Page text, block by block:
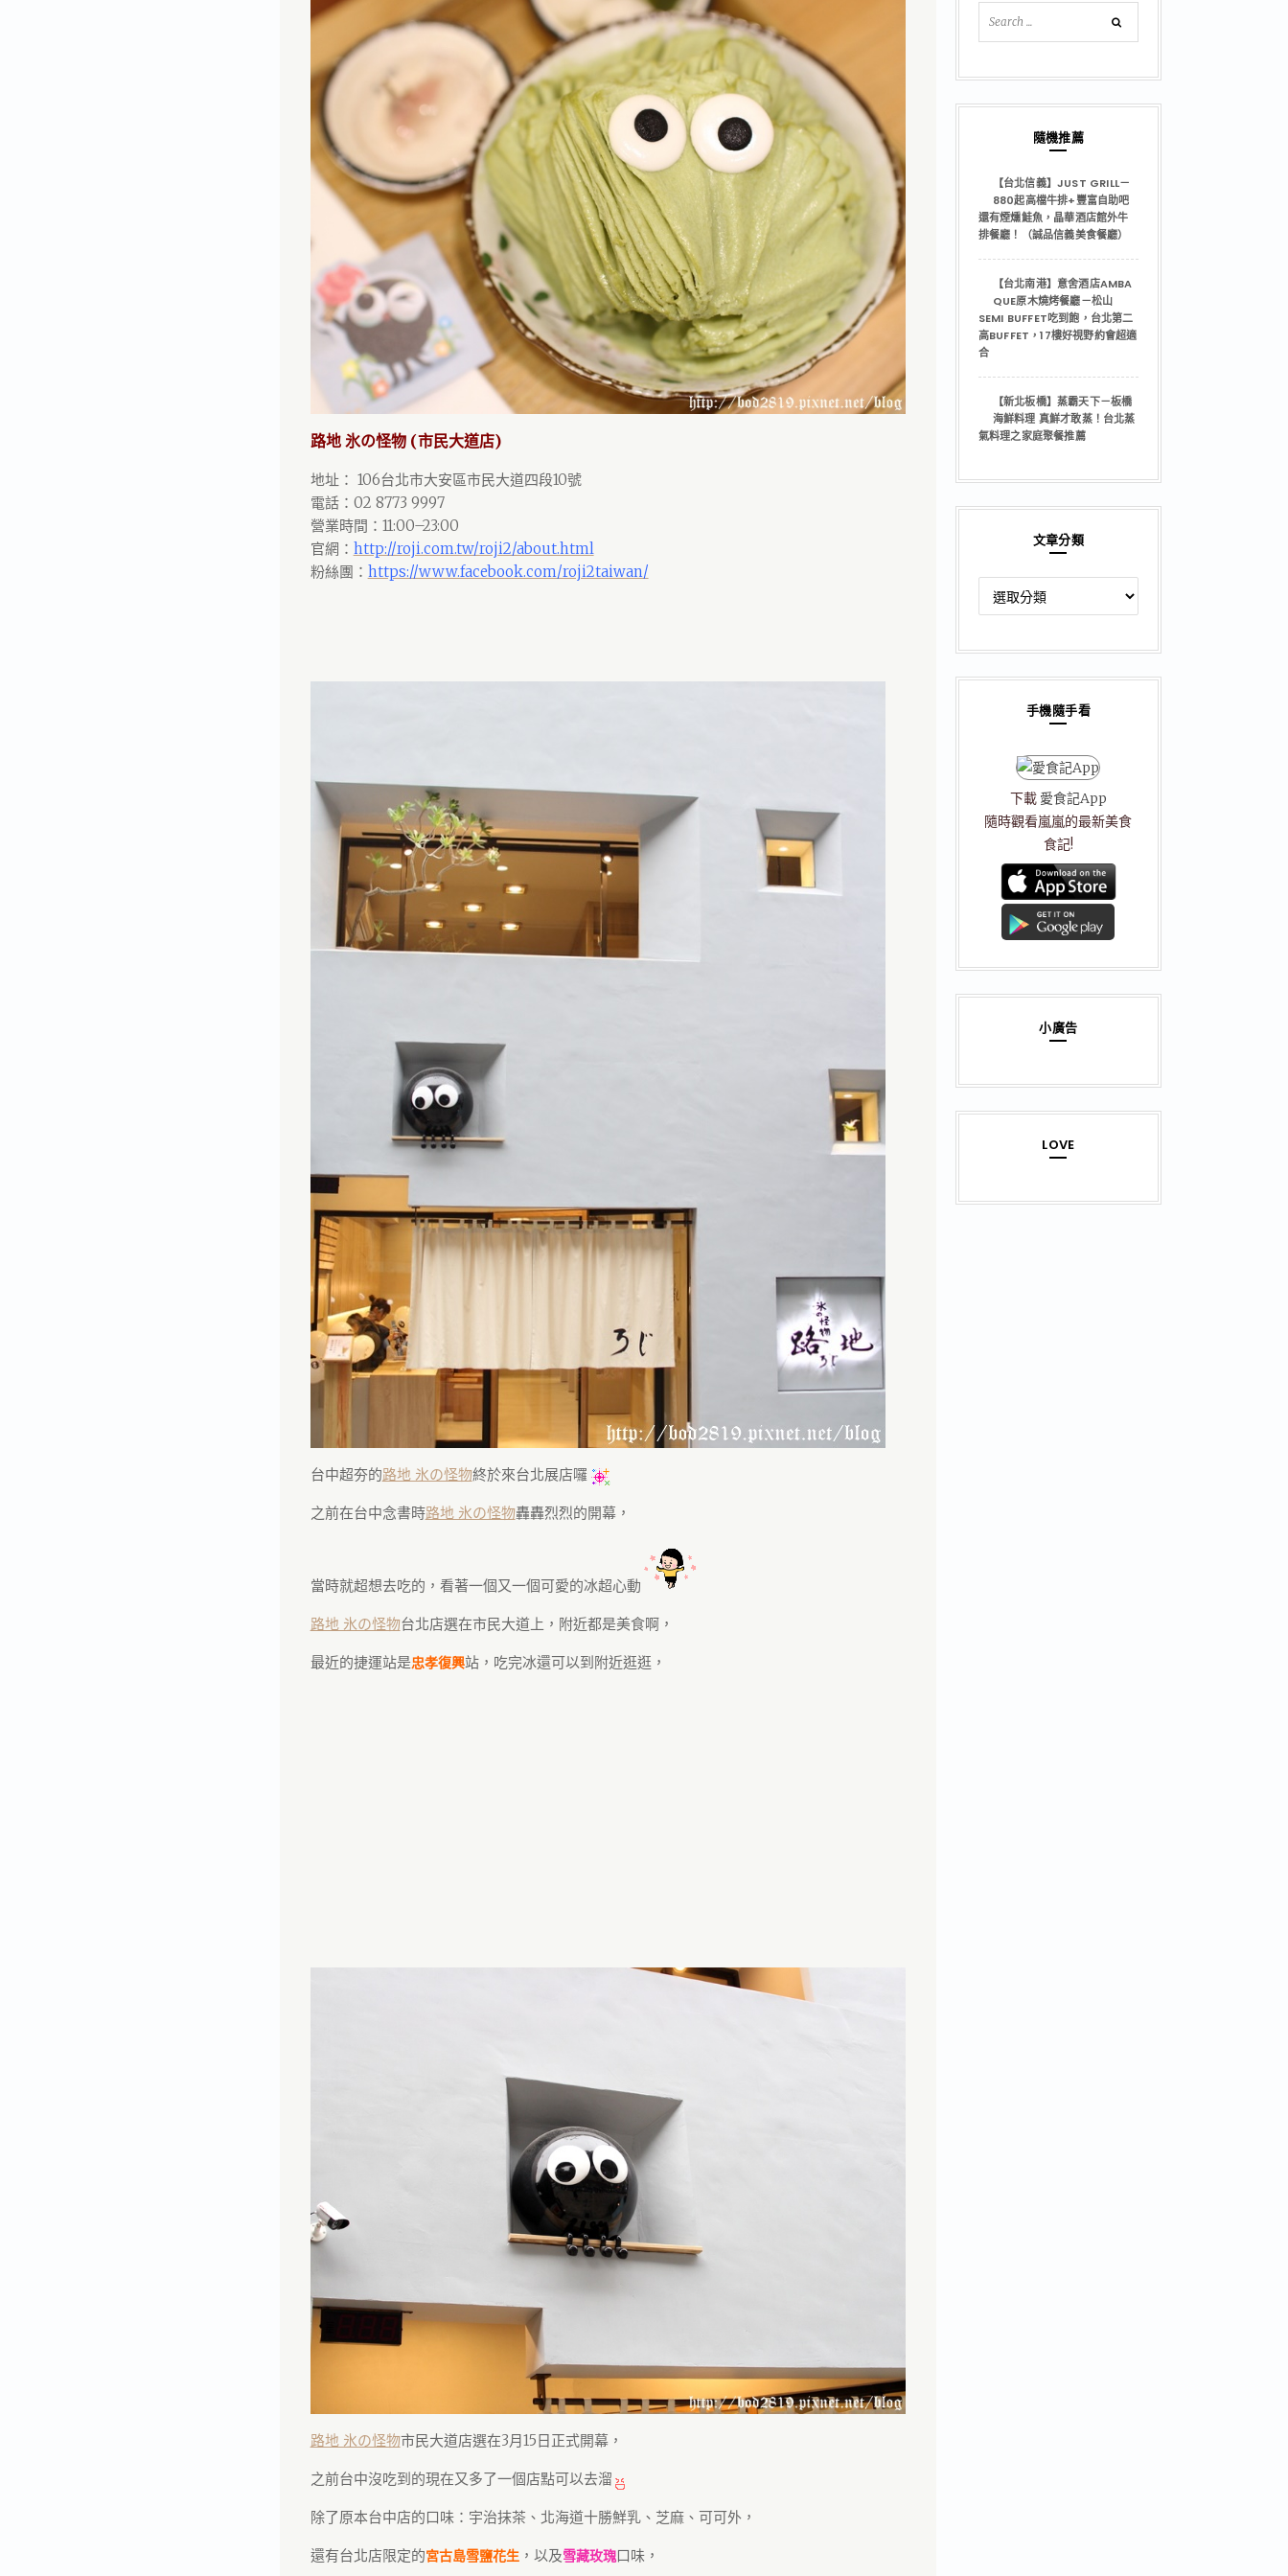
路地 氷の怪物 (市民大道店)
地址： 106台北市大安區市民大道四段10號
電話：02 8773 9997
營業時間：11:00–23:00
官網： http://roji.com.tw/roji2/about.html
粉絲團： https://www.facebook.com/roji2taiwan/
台中超夯的路地 氷の怪物終於來台北展店囉
之前在台中念書時路地 氷の怪物轟轟烈烈的開幕，
當時就超想去吃的，看著一個又一個可愛的冰超心動
路地 氷の怪物台北店選在市民大道上，附近都是美食啊，
最近的捷運站是忠孝復興站，吃完冰還可以到附近逛逛，
路地 氷の怪物市民大道店選在3月15日正式開幕，
之前台中沒吃到的現在又多了一個店點可以去溜
除了原本台中店的口味：宇治抹茶、北海道十勝鮮乳、芝麻、可可外，
還有台北店限定的宮古島雪鹽花生，以及雪藏玫瑰口味，
隨機推薦
【台北信義】JUST GRILL－
880起高檔牛排+豐富自助吧
還有煙燻鮭魚，晶華酒店館外牛
排餐廳！（誠品信義美食餐廳）
【台北南港】意舍酒店AMBA
QUE原木燒烤餐廳－松山
SEMI BUFFET吃到飽，台北第二
高BUFFET，17樓好視野約會超適
合
【新北板橋】蒸霸天下－板橋
海鮮料理 真鮮才敢蒸！台北蒸
氣料理之家庭聚餐推薦
文章分類
章
類
手機隨手看
下載 愛食記App
隨時觀看嵐嵐的最新美食
食記!
小廣告
LOVE